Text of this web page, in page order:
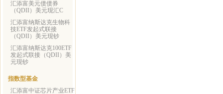
汇添富美元债债券
（QDII）美元现汇C
汇添富纳斯达克生物科
技ETF发起式联接
（QDII）美元现钞
汇添富纳斯达克100ETF
发起式联接（QDII）美
元现钞
指数型基金
汇添富中证芯片产业ETF